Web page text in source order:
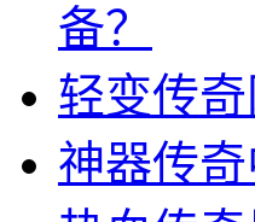
备？
轻变传
神器传